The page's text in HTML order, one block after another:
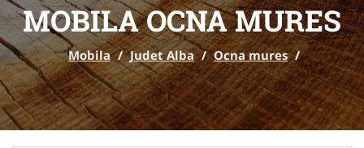
MOBILA OCNA MURES
Mobila / Judet Alba / Ocna mures /